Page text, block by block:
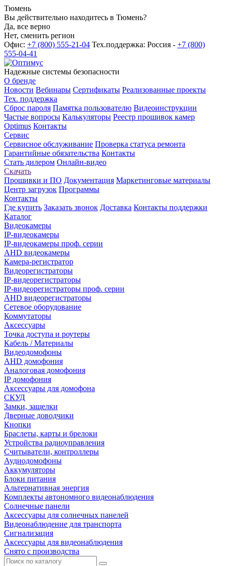
Тюмень
Вы действительно находитесь в Тюмень?
Да, все верно
Нет, сменить регион
Офис: +7 (800) 555-21-04 Тех.поддержка: Россия - +7 (800)
555-04-41
Надежные системы безопасности
О бренде
Новости Вебинары Сертификаты Реализованные проекты
Тех. поддержка
Сброс пароля Памятка пользователю Видеоинструкции
Частые вопросы Калькуляторы Реестр прошивок камер
Optimus Контакты
Сервис
Сервисное обслуживание Проверка статуса ремонта
Гарантийные обязательства Контакты
Стать дилером Онлайн-видео
Скачать
Прошивки и ПО Документация Маркетинговые материалы
Центр загрузок Программы
Контакты
Где купить Заказать звонок Доставка Контакты поддержки
Каталог
Видеокамеры
IP-видеокамеры
IP-видеокамеры проф. серии
AHD видеокамеры
Камера-регистратор
Видеорегистраторы
IP-видеорегистраторы
IP-видеорегистраторы проф. серии
AHD видеорегистраторы
Сетевое оборудование
Коммутаторы
Аксессуары
Точка доступа и роутеры
Кабель / Материалы
Видеодомофоны
AHD домофония
Аналоговая домофония
IP домофония
Аксессуары для домофона
СКУД
Замки, защелки
Дверные доводчики
Кнопки
Браслеты, карты и брелоки
Устройства радиоуправления
Считыватели, контроллеры
Аудиодомофоны
Аккумуляторы
Блоки питания
Альтернативная энергия
Комплекты автономного видеонаблюдения
Солнечные панели
Аксессуары для солнечных панелей
Видеонаблюдение для транспорта
Сигнализация
Аксессуары для видеонаблюдения
Снято с производства